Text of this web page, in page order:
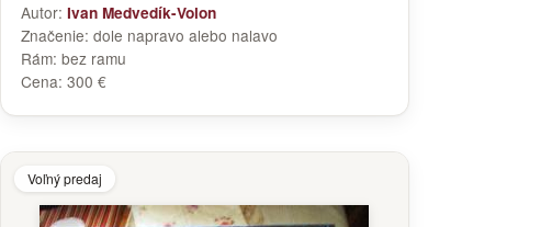
Autor: Ivan Medvedík-Volon
Značenie: dole napravo alebo nalavo
Rám: bez ramu
Cena: 300 €
Voľný predaj